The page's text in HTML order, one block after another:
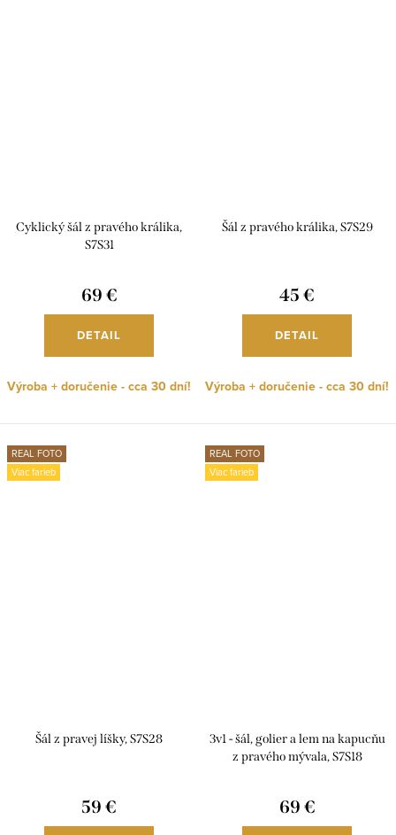
Cyklický šál z pravého králika,
S7S31
69 €
DETAIL
Výroba + doručenie - cca 30 dní!
Šál z pravého králika, S7S29
45 €
DETAIL
Výroba + doručenie - cca 30 dní!
REAL FOTO
Viac farieb
Šál z pravej líšky, S7S28
59 €
REAL FOTO
Viac farieb
3v1 - šál, golier a lem na kapucňu
z pravého mývala, S7S18
69 €